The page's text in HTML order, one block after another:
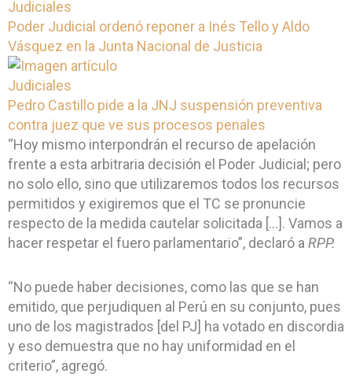
Judiciales
Poder Judicial ordenó reponer a Inés Tello y Aldo
Vásquez en la Junta Nacional de Justicia
Judiciales
Pedro Castillo pide a la JNJ suspensión preventiva
contra juez que ve sus procesos penales
“Hoy mismo interpondrán el recurso de apelación
frente a esta arbitraria decisión el Poder Judicial; pero
no solo ello, sino que utilizaremos todos los recursos
permitidos y exigiremos que el TC se pronuncie
respecto de la medida cautelar solicitada […]. Vamos a
hacer respetar el fuero parlamentario”, declaró a RPP.
“No puede haber decisiones, como las que se han
emitido, que perjudiquen al Perú en su conjunto, pues
uno de los magistrados [del PJ] ha votado en discordia
y eso demuestra que no hay uniformidad en el
criterio”, agregó.